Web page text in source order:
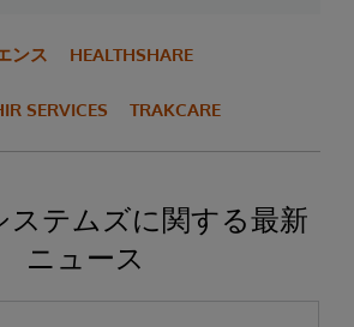
ンス HEALTHSHARE
SERVICES TRAKCARE
ステムズに関する最新
ニュース